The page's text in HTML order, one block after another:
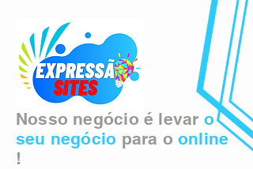
Nosso negócio é levar o
seu negócio para o online
!